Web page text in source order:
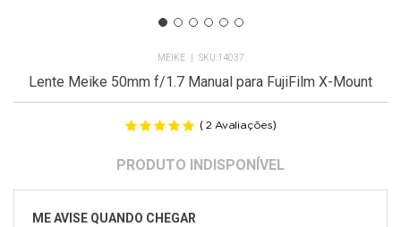
MEIKE 14037
Lente Meike 50mm f/1.7 Manual para FujiFilm X-Mount
( 2 Avaliações)